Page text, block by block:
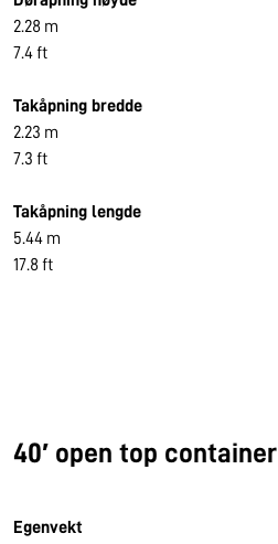
2.28 m
7.4 ft
Takåpning bredde
2.23 m
7.3 ft
Takåpning lengde
5.44 m
17.8 ft
40′ open top container
Egenvekt